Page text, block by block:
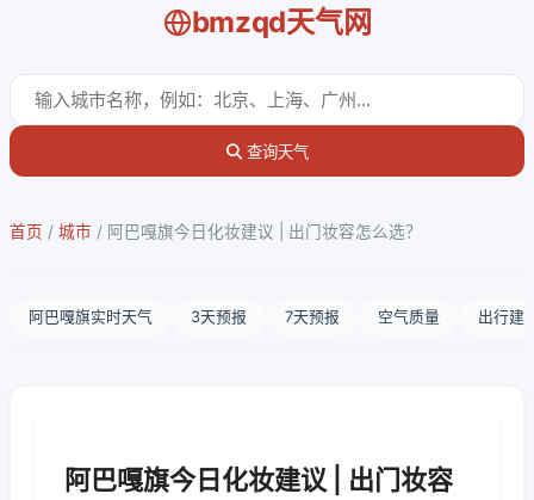
bmzqd天气网
查询天气
首页 / 城市 / 阿巴嘎旗今日化妆建议 | 出门妆容怎么选？
阿巴嘎旗实时天气 3天预报 7天预报 空气质量 出行建
阿巴嘎旗今日化妆建议 | 出门妆容